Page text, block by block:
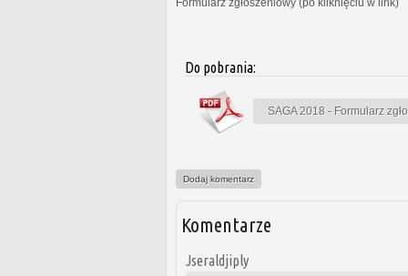
Do pobrania:
SAGA 2018 - Formularz
Dodaj komentarz
Komentarze
Jseraldjiply